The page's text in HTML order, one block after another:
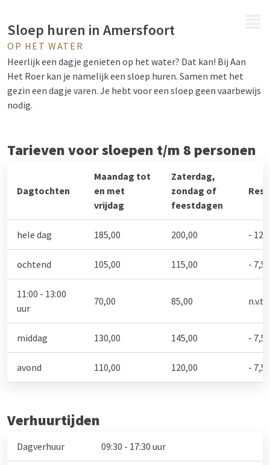
Sloep huren in Amersfoort
OP HET WATER
Heerlijk een dagje genieten op het water? Dat kan! Bij Aan
Het Roer kan je namelijk een sloep huren. Samen met het
gezin een dagje varen. Je hebt voor een sloep geen vaarbewijs
nodig.
Tarieven voor sloepen t/m 8 personen
Dagtochten
Maandag tot
en met
vrijdag
Zaterdag,
zondag of
feestdagen
hele dag 185,00 200,00 -
ochtend 105,00 115,00 - 7,50
11:00 - 13:00
uur
70,00 85,00 n.v.t.
middag 130,00 145,00 - 7,50
avond 110,00 120,00 - 7,50
Verhuurtijden
Dagverhuur 09:30 - 17:30 uur